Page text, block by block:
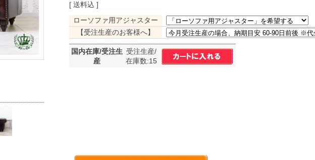
[ 送料込 ]
ローソファ用アジャスター
【受注生産のお客様へ】
国内在庫/受注生
産
受注生産/
在庫数:15